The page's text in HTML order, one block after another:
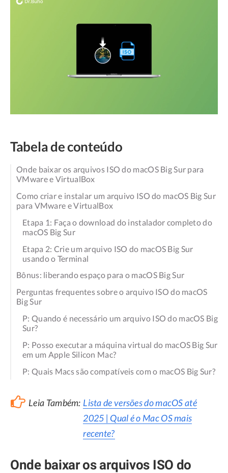
Tabela de conteúdo
Onde baixar os arquivos ISO do macOS Big Sur para
VMware e VirtualBox
Como criar e instalar um arquivo ISO do macOS Big Sur
para VMware e VirtualBox
Etapa 1: Faça o download do instalador completo do
macOS Big Sur
Etapa 2: Crie um arquivo ISO do macOS Big Sur
usando o Terminal
Bônus: liberando espaço para o macOS Big Sur
Perguntas frequentes sobre o arquivo ISO do macOS
Big Sur
P: Quando é necessário um arquivo ISO do macOS Big
Sur?
P: Posso executar a máquina virtual do macOS Big Sur
em um Apple Silicon Mac?
P: Quais Macs são compatíveis com o macOS Big Sur?
Leia Também: Lista de versões do macOS até
2025 | Qual é o Mac OS mais
recente?
Onde baixar os arquivos ISO do